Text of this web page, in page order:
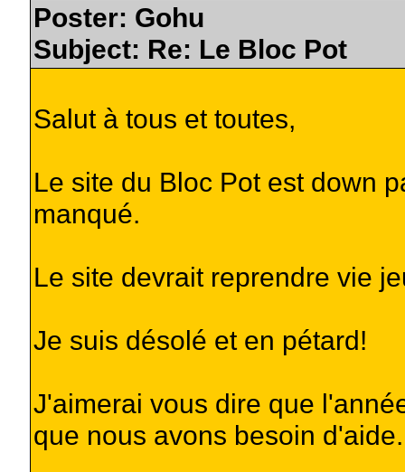
Poster: Gohu
Subject: Re: Le Bloc Pot
Salut à tous et toutes,
Le site du Bloc Pot est down
manqué.
Le site devrait reprendre vie
Je suis désolé et en pétard!
J'aimerai vous dire que
que nous avons besoin d'aide.